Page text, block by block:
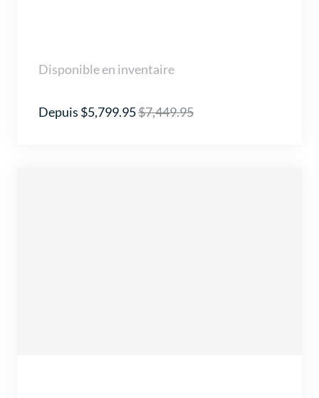
Disponible en inventaire
Depuis $5,799.95$7,449.95